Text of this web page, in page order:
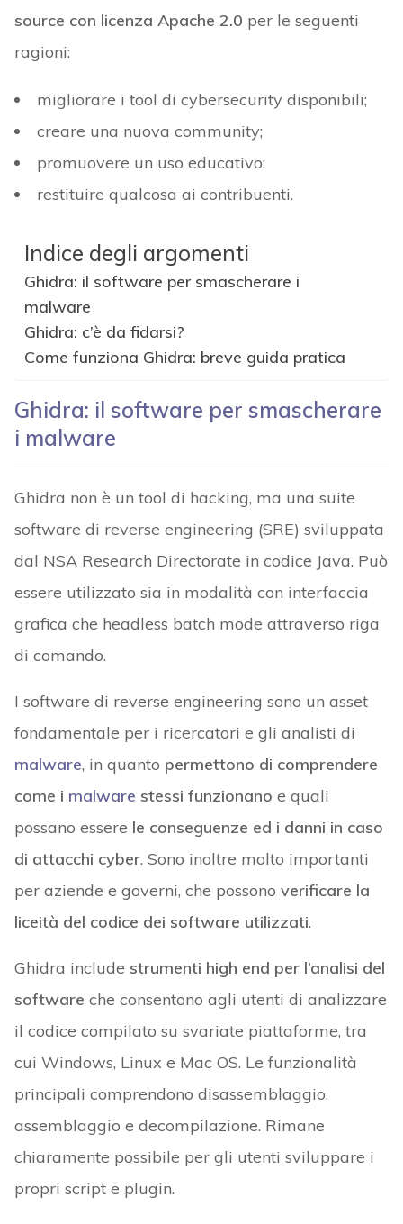
source con licenza Apache 2.0 per le seguenti
ragioni:
migliorare i tool di cybersecurity disponibili;
creare una nuova community;
promuovere un uso educativo;
restituire qualcosa ai contribuenti.
Indice degli argomenti
Ghidra: il software per smascherare i
malware
Ghidra: c’è da fidarsi?
Come funziona Ghidra: breve guida pratica
Ghidra: il software per smascherare
i malware
Ghidra non è un tool di hacking, ma una suite
software di reverse engineering (SRE) sviluppata
dal NSA Research Directorate in codice Java. Può
essere utilizzato sia in modalità con interfaccia
grafica che headless batch mode attraverso riga
di comando.
I software di reverse engineering sono un asset
fondamentale per i ricercatori e gli analisti di
malware, in quanto permettono di comprendere
come i malware stessi funzionano e quali
possano essere le conseguenze ed i danni in caso
di attacchi cyber. Sono inoltre molto importanti
per aziende e governi, che possono verificare la
liceità del codice dei software utilizzati.
Ghidra include strumenti high end per l’analisi del
software che consentono agli utenti di analizzare
il codice compilato su svariate piattaforme, tra
cui Windows, Linux e Mac OS. Le funzionalità
principali comprendono disassemblaggio,
assemblaggio e decompilazione. Rimane
chiaramente possibile per gli utenti sviluppare i
propri script e plugin.